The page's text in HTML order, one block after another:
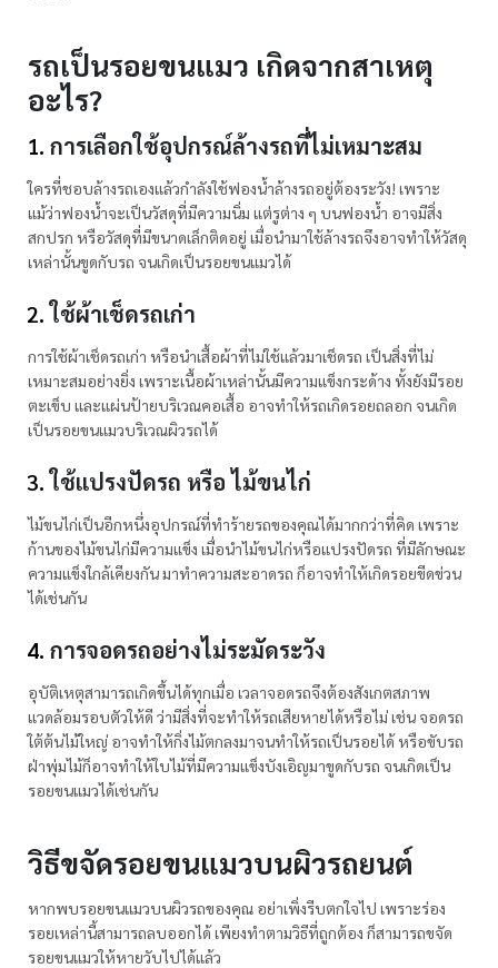
รถเป็นรอยขนแมว เกิดจากสาเหตุ
อะไร?
การเลือกใช้อุปกรณ์ล้างรถที่ไม่เหมาะสม
ใครที่ชอบล้างรถเองแล้วกำลังใช้ฟองน้ำล้างรถอยู่ต้องระวัง! เพราะ
แม้ว่าฟองน้ำจะเป็นวัสดุที่มีความนิ่ม แต่รูต่าง ๆ บนฟองน้ำ อาจมีสิ่ง
สกปรก หรือวัสดุที่มีขนาดเล็กติดอยู่ เมื่อนำมาใช้ล้างรถจึงอาจทำให้วัสดุ
เหล่านั้นขูดกับรถ จนเกิดเป็นรอยขนแมวได้
ใช้ผ้าเช็ดรถเก่า
การใช้ผ้าเช็ดรถเก่า หรือนำเสื้อผ้าที่ไม่ใช้แล้วมาเช็ดรถ เป็นสิ่งที่ไม่
เหมาะสมอย่างยิ่ง เพราะเนื้อผ้าเหล่านั้นมีความแข็งกระด้าง ทั้งยังมีรอย
ตะเข็บ และแผ่นป้ายบริเวณคอเสื้อ อาจทำให้รถเกิดรอยถลอก จนเกิด
เป็นรอยขนแมวบริเวณผิวรถได้
ใช้แปรงปัดรถ หรือ ไม้ขนไก่
ไม้ขนไก่เป็นอีกหนึ่งอุปกรณ์ที่ทำร้ายรถของคุณได้มากกว่าที่คิด เพราะ
ก้านของไม้ขนไก่มีความแข็ง เมื่อนำไม้ขนไก่หรือแปรงปัดรถ ที่มีลักษณะ
ความแข็งใกล้เคียงกัน มาทำความสะอาดรถ ก็อาจทำให้เกิดรอยขีดข่วน
ได้เช่นกัน
การจอดรถอย่างไม่ระมัดระวัง
อุบัติเหตุสามารถเกิดขึ้นได้ทุกเมื่อ เวลาจอดรถจึงต้องสังเกตสภาพ
แวดล้อมรอบตัวให้ดี ว่ามีสิ่งที่จะทำให้รถเสียหายได้หรือไม่ เช่น จอดรถ
ใต้ต้นไม้ใหญ่ อาจทำให้กิ่งไม้ตกลงมาจนทำให้รถเป็นรอยได้ หรือขับรถ
ฝ่าพุ่มไม้ก็อาจทำให้ใบไม้ที่มีความแข็งบังเอิญมาขูดกับรถ จนเกิดเป็น
รอยขนแมวได้เช่นกัน
วิธีขจัดรอยขนแมวบนผิวรถยนต์
หากพบรอยขนแมวบนผิวรถของคุณ อย่าเพิ่งรีบตกใจไป เพราะร่อง
รอยเหล่านี้สามารถลบออกได้ เพียงทำตามวิธีที่ถูกต้อง ก็สามารถขจัด
รอยขนแมวให้หายวับไปได้แล้ว